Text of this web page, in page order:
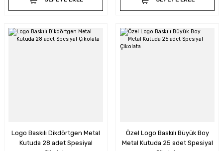
Logo Baskılı Dikdörtgen Metal
Kutuda 28 adet Spesiyal
Özel Logo Baskılı Büyük Boy
Metal Kutuda 25 adet Spesiyal